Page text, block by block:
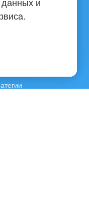
и как
данных и